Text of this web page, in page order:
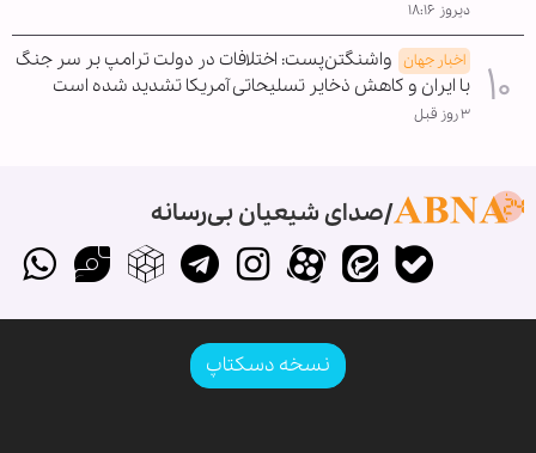
دیروز ۱۸:۱۶
اخبار جهان واشنگتن‌پست: اختلافات در دولت ترامپ بر سر جنگ
با ایران و کاهش ذخایر تسلیحاتی آمریکا تشدید شده است
۳ روز قبل
صدای شیعیان بی‌رسانه
نسخه دسکتاپ